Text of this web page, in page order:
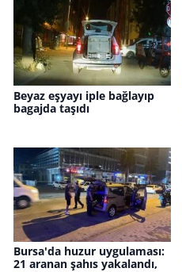
Beyaz eşyayı iple bağlayıp
bagajda taşıdı
Bursa'da huzur uygulaması:
21 aranan şahıs yakalandı,